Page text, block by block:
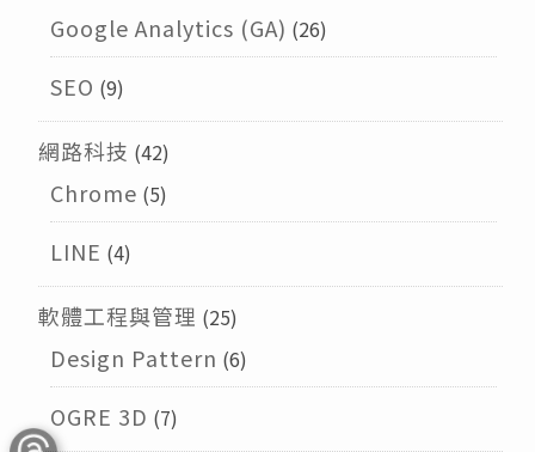
Google Analytics (GA) (26)
SEO (9)
網路科技 (42)
Chrome (5)
LINE (4)
軟體工程與管理 (25)
Design Pattern (6)
OGRE 3D (7)